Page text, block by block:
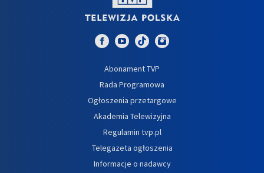
Abonament TVP
Rada Programowa
Ogłoszenia przetargowe
Akademia Telewizyjna
Regulamin tvp.pl
Telegazeta ogłoszenia
Informacje o nadawcy